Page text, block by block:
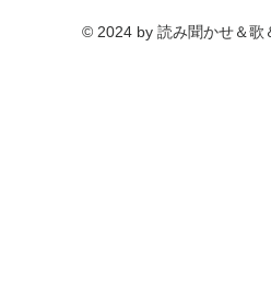
© 2024 by 読み聞かせ＆歌